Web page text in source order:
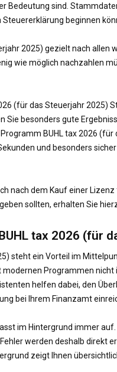
Bedeutung sind.
beginnen
2025) gezielt nach
wie möglich nachzahlen
(für das Steuerjahr
besonders gute
BUHL tax 2026
und besonders
nach dem Kauf einer
sollten, erhalten Sie
tax 2026 (für
steht ein Vorteil im
Programmen
helfen dabei, den
bei Ihrem Finanzamt
im Hintergrund immer
werden deshalb
zeigt Ihnen